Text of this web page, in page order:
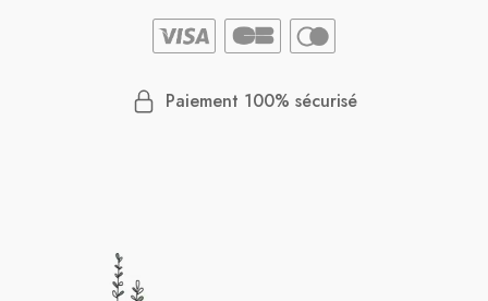
Paiement 100% sécurisé